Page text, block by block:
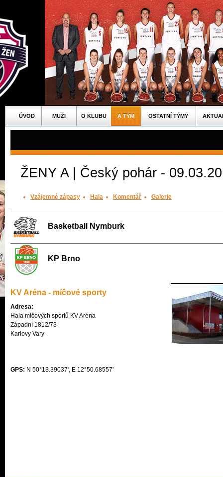
ÚVOD MUŽI O KLUBU A TÝM OSTATNÍ TÝMY
ŽENY A | Český pohár -
Vzájemné zápasy Hala Komentář Galerie
Basketball Nymburk
KP Brno
KV Aréna - míčové sporty
Adresa:
Hala míčových sportů KV Aréna
Západní 1812/73
Karlovy Vary
GPS: N 50°13.39037', E 12°50.68557'